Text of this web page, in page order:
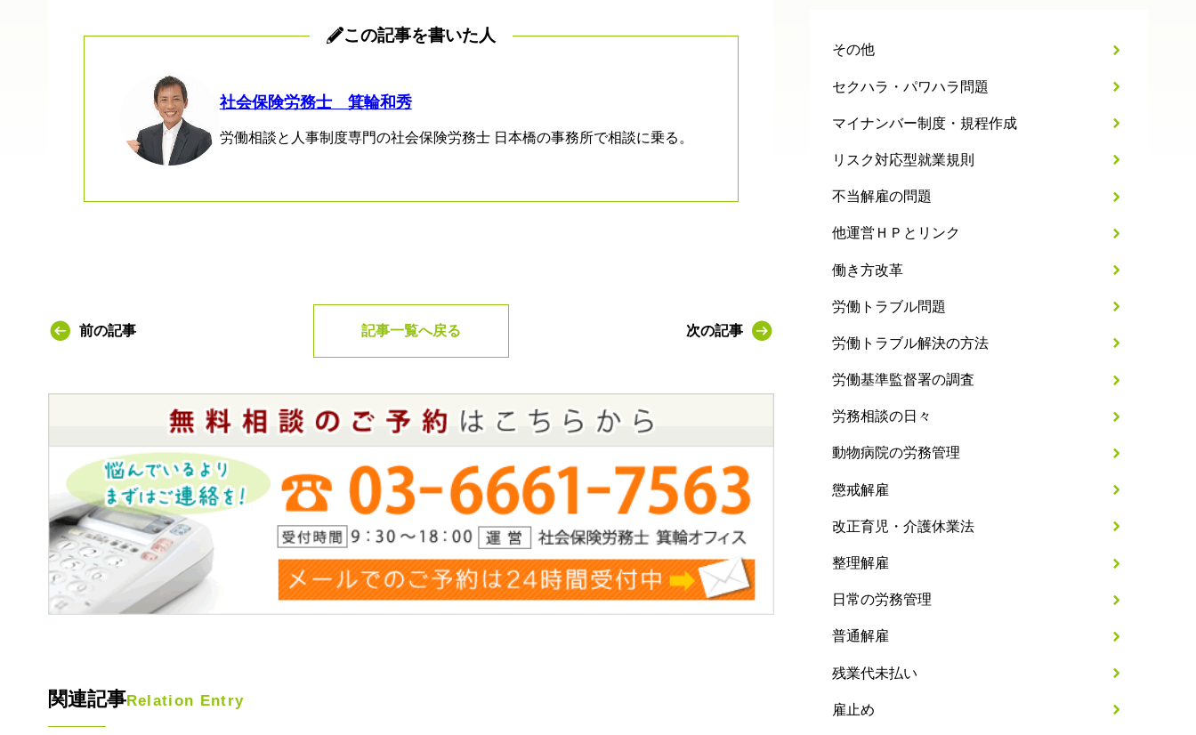
この記事を書いた人
社会保険労務士 箕輪和秀
労働相談と人事制度専門の社会保険労務士 日本橋の事務所で相談に乗る。
前の記事 記事一覧へ戻る 次の記事
関連記事Relation Entry
その他
セクハラ・パワハラ問題
マイナンバー制度・規程作成
リスク対応型就業規則
不当解雇の問題
他運営ＨＰとリンク
働き方改革
労働トラブル問題
労働トラブル解決の方法
労働基準監督署の調査
労務相談の日々
動物病院の労務管理
懲戒解雇
改正育児・介護休業法
整理解雇
日常の労務管理
普通解雇
残業代未払い
雇止め